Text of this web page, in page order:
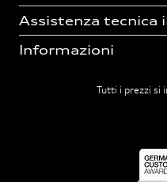
Assistenza tecnica
Informazioni
Tutti i prezzi si